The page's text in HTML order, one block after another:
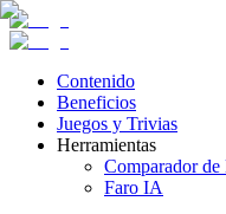
Contenido
Beneficios
Juegos y Trivias
Herramientas
Comparador de
Faro IA